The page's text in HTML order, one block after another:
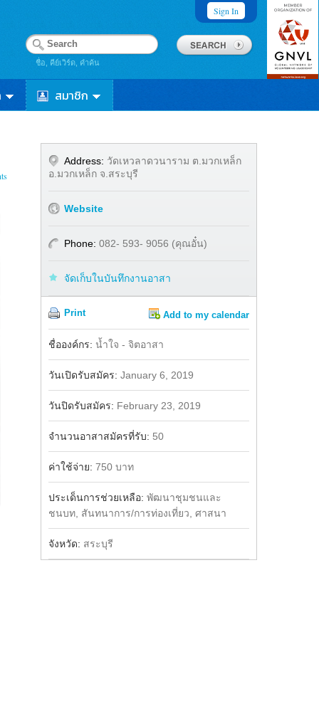
Sign In
ชื่อ, คีย์เวิร์ด, คำค้น
สมาชิก
Address: วัดเหวลาดวนาราม ต.มวกเหล็ก
อ.มวกเหล็ก จ.สระบุรี
Website
Phone: 082- 593- 9056 (คุณอั๋น)
จัดเก็บในบันทึกงานอาสา
Print Add to my calendar
Facebook
ชื่อองค์กร: น้ำใจ - จิตอาสา
วันเปิดรับสมัคร: January 6, 2019
วันปิดรับสมัคร: February 23, 2019
จำนวนอาสาสมัครที่รับ: 50
ค่าใช้จ่าย: 750 บาท
ประเด็นการช่วยเหลือ: พัฒนาชุมชนและ
ชนบท, สันทนาการ/การท่องเที่ยว, ศาสนา
จังหวัด: สระบุรี